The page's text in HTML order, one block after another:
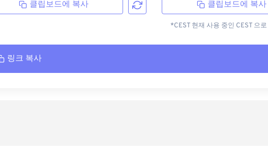
클립보드에 복사 클립보드에 복사
*CEST 현재 사용 중인 CEST 으
링크 복사